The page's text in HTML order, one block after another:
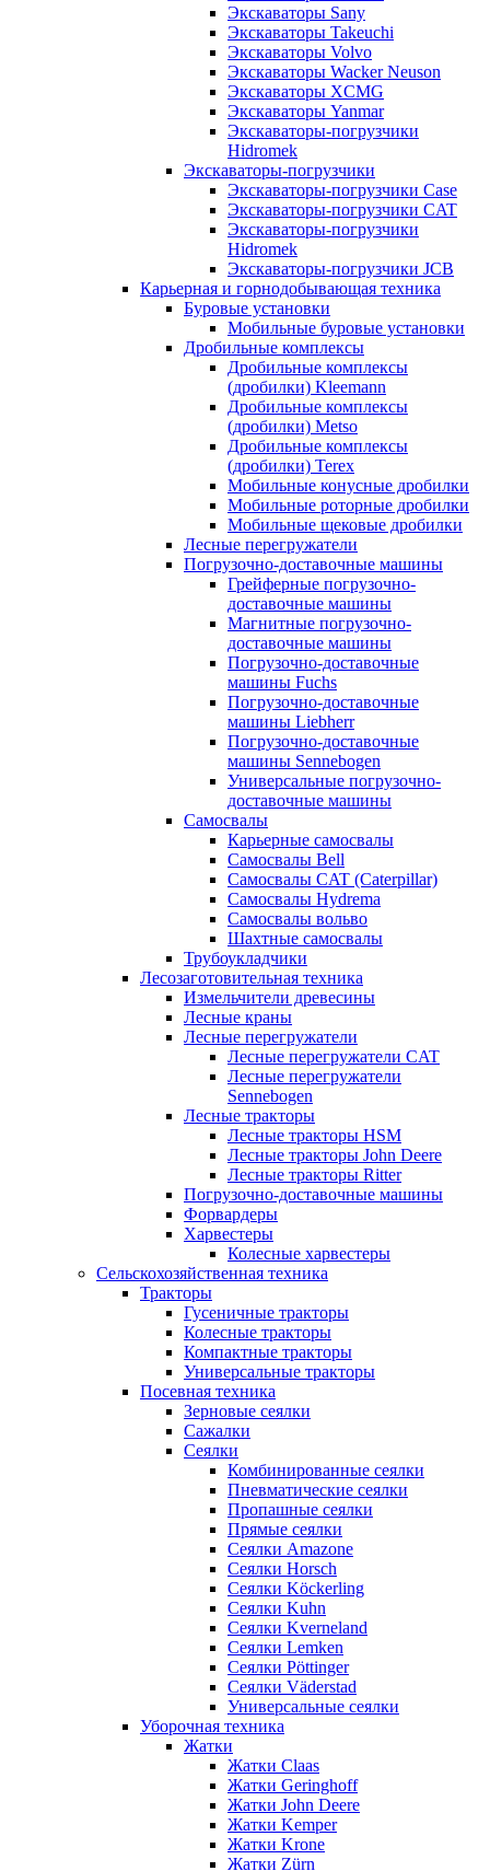
Экскаваторы Sany
Экскаваторы Takeuchi
Экскаваторы Volvo
Экскаваторы Wacker Neuson
Экскаваторы XCMG
Экскаваторы Yanmar
Экскаваторы-погрузчики
Hidromek
Экскаваторы-погрузчики
Экскаваторы-погрузчики Case
Экскаваторы-погрузчики CAT
Экскаваторы-погрузчики
Hidromek
Экскаваторы-погрузчики JCB
Карьерная и горнодобывающая техника
Буровые установки
Мобильные буровые установки
Дробильные комплексы
Дробильные комплексы
(дробилки) Kleemann
Дробильные комплексы
(дробилки) Metso
Дробильные комплексы
(дробилки) Terex
Мобильные конусные дробилки
Мобильные роторные дробилки
Мобильные щековые дробилки
Лесные перегружатели
Погрузочно-доставочные машины
Грейферные погрузочно-
доставочные машины
Магнитные погрузочно-
доставочные машины
Погрузочно-доставочные
машины Fuchs
Погрузочно-доставочные
машины Liebherr
Погрузочно-доставочные
машины Sennebogen
Универсальные погрузочно-
доставочные машины
Самосвалы
Карьерные самосвалы
Самосвалы Bell
Самосвалы CAT (Caterpillar)
Самосвалы Hydrema
Самосвалы вольво
Шахтные самосвалы
Трубоукладчики
Лесозаготовительная техника
Измельчители древесины
Лесные краны
Лесные перегружатели
Лесные перегружатели CAT
Лесные перегружатели
Sennebogen
Лесные тракторы
Лесные тракторы HSM
Лесные тракторы John Deere
Лесные тракторы Ritter
Погрузочно-доставочные машины
Форвардеры
Харвестеры
Колесные харвестеры
Сельскохозяйственная техника
Тракторы
Гусеничные тракторы
Колесные тракторы
Компактные тракторы
Универсальные тракторы
Посевная техника
Зерновые сеялки
Сажалки
Сеялки
Комбинированные сеялки
Пневматические сеялки
Пропашные сеялки
Прямые сеялки
Сеялки Amazone
Сеялки Horsch
Сеялки Köckerling
Сеялки Kuhn
Сеялки Kverneland
Сеялки Lemken
Сеялки Pöttinger
Сеялки Väderstad
Универсальные сеялки
Уборочная техника
Жатки
Жатки Claas
Жатки Geringhoff
Жатки John Deere
Жатки Kemper
Жатки Krone
Жатки Zürn